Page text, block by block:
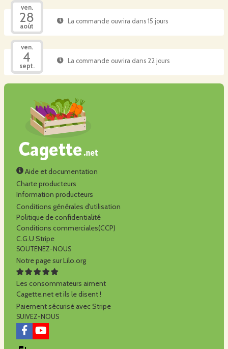
ven.
28
août
La commande ouvrira dans 15 jours
ven.
4
sept.
La commande ouvrira dans 22 jours
Aide et documentation
Charte producteurs
Information producteurs
Conditions générales d'utilisation
Politique de confidentialité
Conditions commerciales(CCP)
C.G.U Stripe
SOUTENEZ-NOUS
Notre page sur Lilo.org
Les consommateurs aiment
Cagette.net et ils le disent !
Paiement sécurisé avec Stripe
SUIVEZ-NOUS